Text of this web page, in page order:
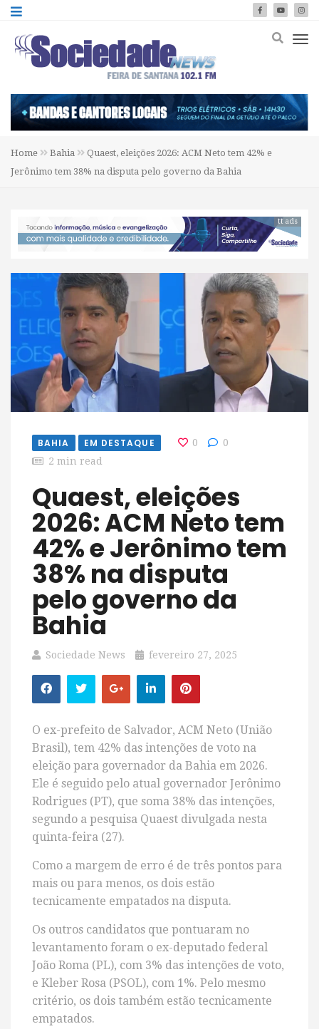
Home Bahia
Quaest, eleições 2026: ACM Neto tem 42% e
Jerônimo tem 38% na disputa pelo governo da Bahia
tt ads
BAHIA EM DESTAQUE 0
0
2 min read
Quaest, eleições
2026: ACM Neto tem
42% e Jerônimo tem
38% na disputa
pelo governo da
Bahia
Sociedade News fevereiro 27, 2025
O ex-prefeito de Salvador, ACM Neto (União
Brasil), tem 42% das intenções de voto na
eleição para governador da Bahia em 2026.
Ele é seguido pelo atual governador Jerônimo
Rodrigues (PT), que soma 38% das intenções,
segundo a pesquisa Quaest divulgada nesta
quinta-feira (27).
Como a margem de erro é de três pontos para
mais ou para menos, os dois estão
tecnicamente empatados na disputa.
Os outros candidatos que pontuaram no
levantamento foram o ex-deputado federal
João Roma (PL), com 3% das intenções de voto,
e Kleber Rosa (PSOL), com 1%. Pelo mesmo
critério, os dois também estão tecnicamente
empatados.